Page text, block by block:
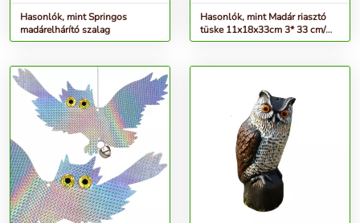
Hasonlók, mint Springos
madárelhárító szalag
Hasonlók, mint Madár riasztó
tüske 11x18x33cm 3* 33 cm/
szett